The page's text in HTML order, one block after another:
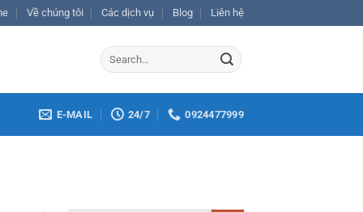
Về chúng tôi Các dịch vụ Blog Liên hệ
E-MAIL 24/7 0924477999